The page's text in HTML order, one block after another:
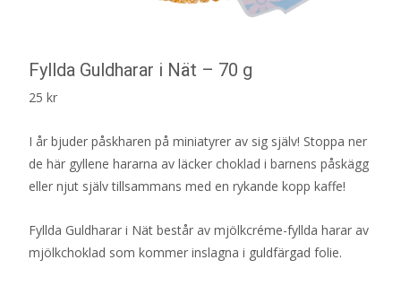
Fyllda Guldharar i Nät – 70 g
25 kr
I år bjuder påskharen på miniatyrer av sig själv! Stoppa ner
de här gyllene hararna av läcker choklad i barnens påskägg
eller njut själv tillsammans med en rykande kopp kaffe!
Fyllda Guldharar i Nät består av mjölkcréme-fyllda harar av
mjölkchoklad som kommer inslagna i guldfärgad folie.